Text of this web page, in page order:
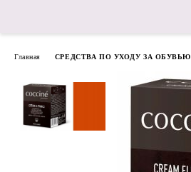
Главная СРЕДСТВА ПО УХОДУ ЗА ОБУВЬЮ